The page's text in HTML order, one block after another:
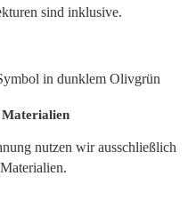
sind inklusive.
nutzen wir ausschließlich